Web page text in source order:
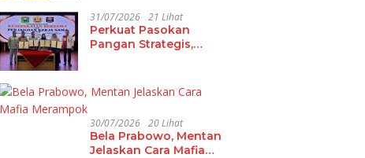
Malanutrisi
31/07/2026 21 Lihat
Perkuat Pasokan
Pangan Strategis,
Antardaerah dengan
Kabupaten Solok
30/07/2026 20 Lihat
Bela Prabowo, Mentan
Jelaskan Cara Mafia